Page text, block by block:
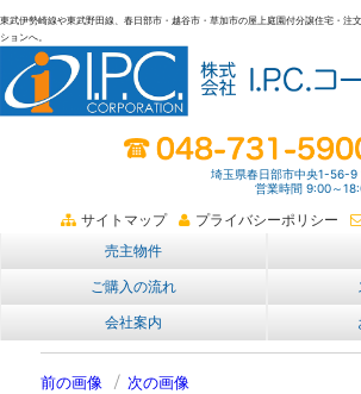
東武伊勢崎線や東武野田線、春日部市・越谷市・草加市の屋上庭園付分譲住宅・注
ションへ。
春日部・越谷・草加の不動産。I.P.C.コーポレーション。屋上庭園も
埼玉県春日部市中央1-56-9
営業時間 9:00～
サイトマップ プライバシーポリシー
売主物件
ご購入の流れ
会社案内
前の画像 次の画像